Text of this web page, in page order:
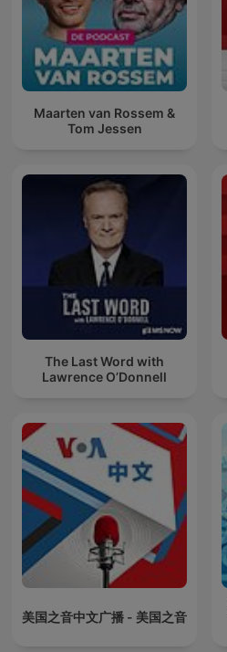
Maarten van Rossem &
Tom Jessen
The Last Word with
Lawrence O’Donnell
美国之音中文广播 - 美国之音